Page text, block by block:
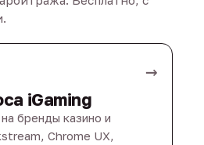
→
iGaming
бренды казино и
Chrome UX,